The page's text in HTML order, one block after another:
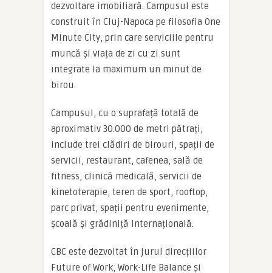
dezvoltare imobiliară. Campusul este
construit în Cluj-Napoca pe filosofia One
Minute City, prin care serviciile pentru
muncă și viața de zi cu zi sunt
integrate la maximum un minut de
birou.
Campusul, cu o suprafață totală de
aproximativ 30.000 de metri pătrați,
include trei clădiri de birouri, spații de
servicii, restaurant, cafenea, sală de
fitness, clinică medicală, servicii de
kinetoterapie, teren de sport, rooftop,
parc privat, spații pentru evenimente,
școală și grădiniță internațională.
CBC este dezvoltat în jurul direcțiilor
Future of Work, Work-Life Balance și